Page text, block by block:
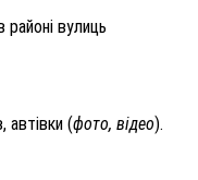
вулиць
автівки (фото, відео).